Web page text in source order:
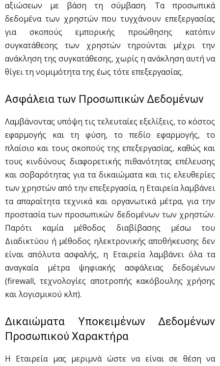
αξιώσεων με βάση τη σύμβαση. Τα προσωπικά
δεδομένα των χρηστών που τυγχάνουν επεξεργασίας
για σκοπούς εμπορικής προώθησης κατόπιν
συγκατάθεσης των χρηστών τηρούνται μέχρι την
ανάκληση της συγκατάθεσης, χωρίς η ανάκληση αυτή να
θίγει τη νομιμότητα της έως τότε επεξεργασίας.
Ασφάλεια των Προσωπικών Δεδομένων
Λαμβάνοντας υπόψη τις τελευταίες εξελίξεις, το κόστος
εφαρμογής και τη φύση, το πεδίο εφαρμογής, το
πλαίσιο και τους σκοπούς της επεξεργασίας, καθώς και
τους κινδύνους διαφορετικής πιθανότητας επέλευσης
και σοβαρότητας για τα δικαιώματα και τις ελευθερίες
των χρηστών από την επεξεργασία, η Εταιρεία λαμβάνει
τα απαραίτητα τεχνικά και οργανωτικά μέτρα, για την
προστασία των προσωπικών δεδομένων των χρηστών.
Παρότι καμία μέθοδος διαβίβασης μέσω του
Διαδικτύου ή μέθοδος ηλεκτρονικής αποθήκευσης δεν
είναι απόλυτα ασφαλής, η Εταιρεία λαμβάνει όλα τα
αναγκαία μέτρα ψηφιακής ασφάλειας δεδομένων
(firewall, τεχνολογίες αποτροπής κακόβουλης χρήσης
και λογισμικού κλπ).
Δικαιώματα Υποκειμένων Δεδομένων
Προσωπικού Χαρακτήρα
Η Εταιρεία μας μεριμνά ώστε να είναι σε θέση να